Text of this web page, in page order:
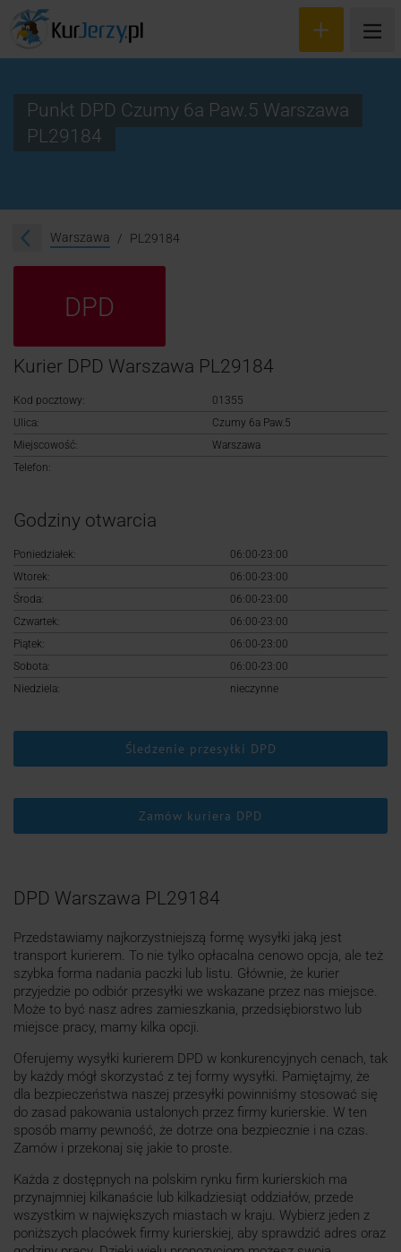
Śledzenie przesyłki
Logowanie
Punkt DPD Czumy 6a Paw.5 Warszawa
PL29184
Warszawa PL29184
DPD
Kurier DPD Warszawa PL29184
Kod pocztowy:
01355
Ulica:
Czumy 6a Paw.5
Miejscowość:
Warszawa
Telefon:
Godziny otwarcia
Poniedziałek:
06:00-23:00
Wtorek:
06:00-23:00
Środa:
06:00-23:00
Czwartek:
06:00-23:00
Piątek:
06:00-23:00
Sobota:
06:00-23:00
Niedziela:
nieczynne
Śledzenie przesyłki DPD
Zamów kuriera DPD
DPD Warszawa PL29184
Przedstawiamy najkorzystniejszą formę wysyłki jaką jest
transport kurierem. To nie tylko opłacalna cenowo opcja, ale też
szybka forma nadania paczki lub listu. Głównie, że kurier
przyjedzie po odbiór przesyłki we wskazane przez nas miejsce.
Może to być nasz adres zamieszkania, przedsiębiorstwo lub
miejsce pracy, mamy kilka opcji.
Oferujemy wysyłki kurierem DPD w konkurencyjnych cenach, tak
by każdy mógł skorzystać z tej formy wysyłki. Pamiętajmy, że
dla bezpieczeństwa naszej przesyłki powinniśmy stosować się
do zasad pakowania ustalonych przez firmy kurierskie. W ten
sposób mamy pewność, że dotrze ona bezpiecznie i na czas.
Zamów i przekonaj się jakie to proste.
Każda z dostępnych na polskim rynku firm kurierskich ma
przynajmniej kilkanaście lub kilkadziesiąt oddziałów, przede
wszystkim w największych miastach w kraju. Wybierz jeden z
poniższych placówek firmy kurierskiej, aby sprawdzić adres oraz